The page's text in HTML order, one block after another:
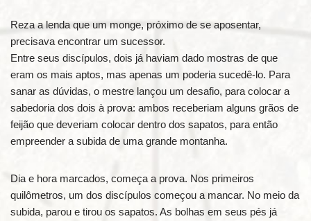
Reza a lenda que um monge, próximo de se aposentar,
precisava encontrar um sucessor.
Entre seus discípulos, dois já haviam dado mostras de que
eram os mais aptos, mas apenas um poderia sucedê-lo. Para
sanar as dúvidas, o mestre lançou um desafio, para colocar a
sabedoria dos dois à prova: ambos receberiam alguns grãos de
feijão que deveriam colocar dentro dos sapatos, para então
empreender a subida de uma grande montanha.
Dia e hora marcados, começa a prova. Nos primeiros
quilômetros, um dos discípulos começou a mancar. No meio da
subida, parou e tirou os sapatos. As bolhas em seus pés já